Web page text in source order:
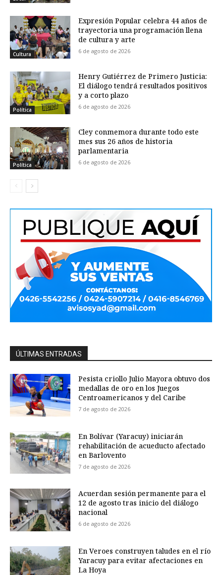
Cultura
Expresión Popular celebra 44 años de
trayectoria una programación llena
de cultura y arte
6 de agosto de 2026
Política
Henry Gutiérrez de Primero Justicia:
El diálogo tendrá resultados positivos
y a corto plazo
6 de agosto de 2026
Política
Cley conmemora durante todo este
mes sus 26 años de historia
parlamentaria
6 de agosto de 2026
ÚLTIMAS ENTRADAS
Pesista criollo Julio Mayora obtuvo dos
medallas de oro en los Juegos
Centroamericanos y del Caribe
7 de agosto de 2026
En Bolívar (Yaracuy) iniciarán
rehabilitación de acueducto afectado
en Barlovento
7 de agosto de 2026
Acuerdan sesión permanente para el
12 de agosto tras inicio del diálogo
nacional
6 de agosto de 2026
En Veroes construyen taludes en el río
Yaracuy para evitar afectaciones en
La Hoya